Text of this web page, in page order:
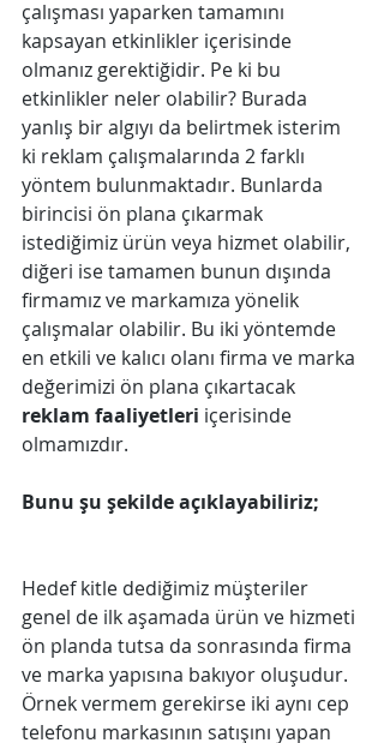
çalışması yaparken tamamını
kapsayan etkinlikler içerisinde
olmanız gerektiğidir. Pe ki bu
etkinlikler neler olabilir? Burada
yanlış bir algıyı da belirtmek isterim
ki reklam çalışmalarında 2 farklı
yöntem bulunmaktadır. Bunlarda
birincisi ön plana çıkarmak
istediğimiz ürün veya hizmet olabilir,
diğeri ise tamamen bunun dışında
firmamız ve markamıza yönelik
çalışmalar olabilir. Bu iki yöntemde
en etkili ve kalıcı olanı firma ve marka
değerimizi ön plana çıkartacak
reklam faaliyetleri içerisinde
olmamızdır.
Bunu şu şekilde açıklayabiliriz;
Hedef kitle dediğimiz müşteriler
genel de ilk aşamada ürün ve hizmeti
ön planda tutsa da sonrasında firma
ve marka yapısına bakıyor oluşudur.
Örnek vermem gerekirse iki aynı cep
telefonu markasının satışını yapan